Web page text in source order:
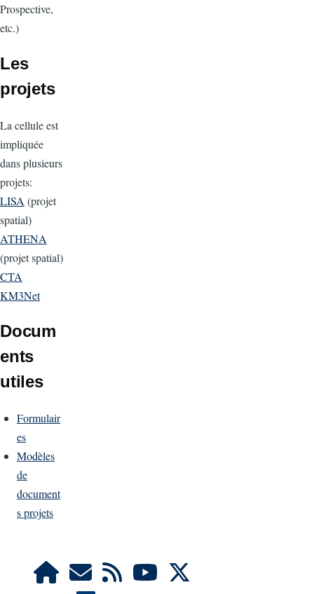
Prospective,
etc.)
Les
projets
La cellule est
impliquée
dans plusieurs
projets:
LISA (projet
spatial)
ATHENA
(projet spatial)
CTA
KM3Net
Docum
ents
utiles
Formulair
es
Modèles
de
document
s projets